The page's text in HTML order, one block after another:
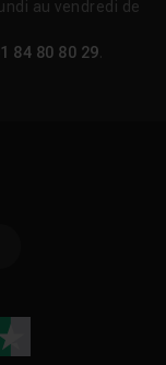
au vendredi de
84 80 80 29